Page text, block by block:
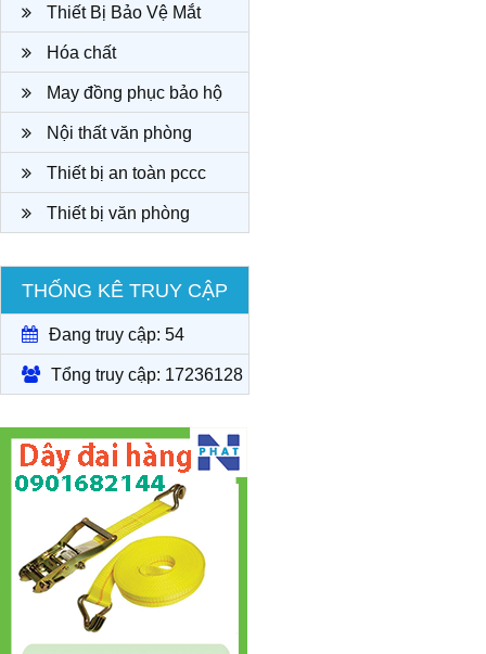
Thiết Bị Bảo Vệ Mắt
Hóa chất
May đồng phục bảo hộ
công tyNội thất văn phòng
Thiết bị an toàn pccc
Thiết bị văn phòng
THỐNG KÊ TRUY CẬP
Đang truy cập: 54
Tổng truy cập: 17236128